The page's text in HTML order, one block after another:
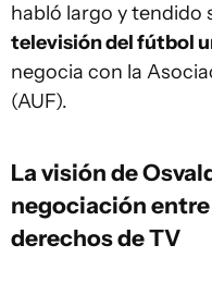
habló largo y tendido
televisión del fútbol
negocia con la
(AUF).
La visión de
negociación entre
derechos de TV